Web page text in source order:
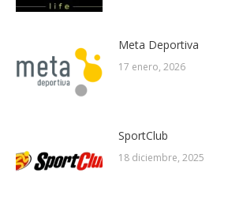
Meta Deportiva
17 enero, 2026
SportClub
18 diciembre, 2025